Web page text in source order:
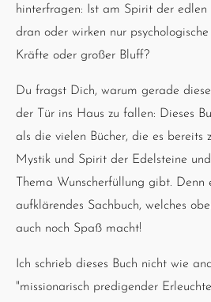
hinterfragen: Ist am Spirit der edlen
dran oder wirken nur
Kräfte oder großer Bluff?
Du fragst Dich, warum gerade
der Tür ins Haus zu fallen: Dieses
als die vielen Bücher, die es bereits
Mystik und Spirit der Edelsteine
Thema Wunscherfüllung gibt. Denn
aufklärendes Sachbuch, welches
auch noch Spaß macht!
Ich schrieb dieses Buch nicht wie
"missionarisch predigender